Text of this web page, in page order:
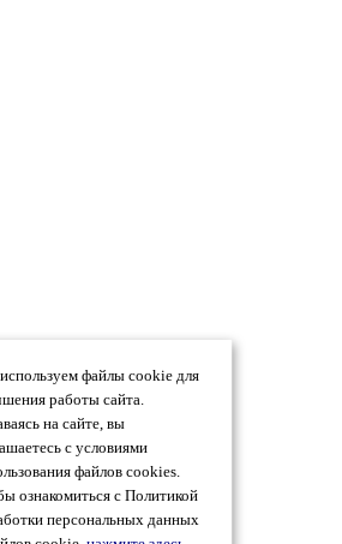
файлы cookie для
работы сайта.
на сайте, вы
с условиями
файлов cookies.
ознакомиться с Политикой
персональных данных